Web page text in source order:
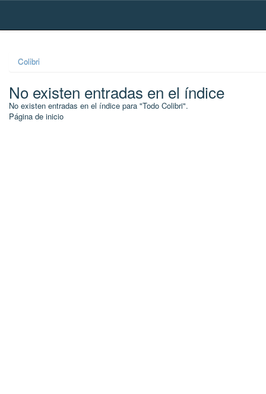
Skip
Colibri
No existen entradas en el índice
No existen entradas en el índice para "Todo Colibri".
Página de inicio